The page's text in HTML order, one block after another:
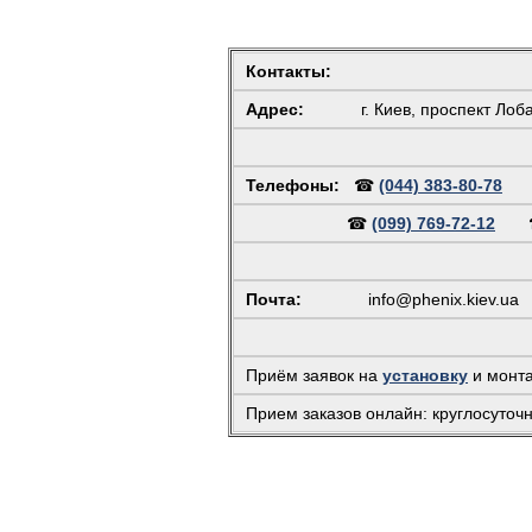
Контакты:
Адрес:
г. Киев, проспект
Телефоны: ☎ (044) 383-80-78
☎ (099) 769-72-12
Почта: info@phenix.kiev.ua
Приём заявок на установку и
Прием заказов онлайн: